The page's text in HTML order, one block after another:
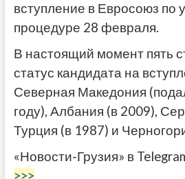
вступление в Евросоюз по
процедуре 28 февраля.
В настоящий момент пять
статус кандидата на
Северная Македония
году), Албания (в 2009),
Турция (в 1987) и
«Новости-Грузия» в
>>>